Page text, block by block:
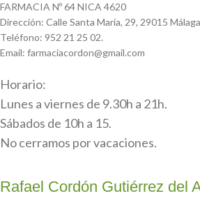
FARMACIA Nº 64 NICA 4620
Dirección: Calle Santa María, 29, 29015
Teléfono: 952 21 25 02.
Email: farmaciacordon@gmail.com
Horario:
Lunes a viernes de 9.30h a 21h.
Sábados de 10h a 15.
No cerramos por vacaciones.
Rafael Cordón Gutiérrez del